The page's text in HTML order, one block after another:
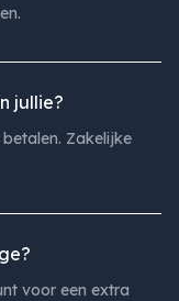
jullie?
Zakelijke
voor een extra